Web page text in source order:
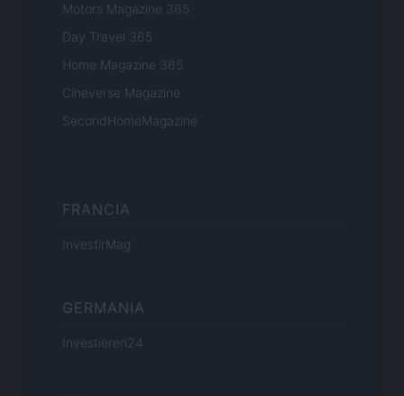
Motors Magazine 365
Day Travel 365
Home Magazine 365
Cineverse Magazine
SecondHomeMagazine
FRANCIA
InvestirMag
GERMANIA
Investieren24